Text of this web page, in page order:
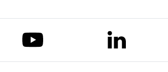
link to youtube link to linkedin